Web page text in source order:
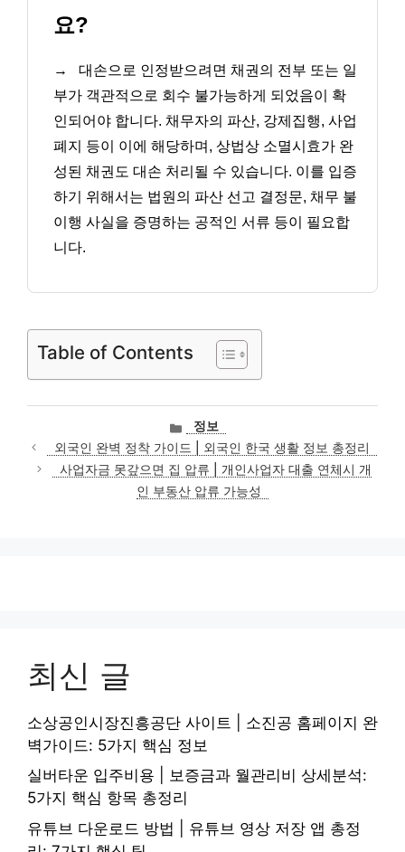
요?
→
대손으로 인정받으려면 채권의 전부 또는 일
부가 객관적으로 회수 불가능하게 되었음이 확
인되어야 합니다. 채무자의 파산, 강제집행, 사업
폐지 등이 이에 해당하며, 상법상 소멸시효가 완
성된 채권도 대손 처리될 수 있습니다. 이를 입증
하기 위해서는 법원의 파산 선고 결정문, 채무 불
이행 사실을 증명하는 공적인 서류 등이 필요합
니다.
Table of Contents
카
테
고
리
정보
외국인 완벽 정착 가이드 | 외국인 한국 생활 정보 총정리
사업자금 못갚으면 집 압류 | 개인사업자 대출 연체시 개
인 부동산 압류 가능성
최신 글
소상공인시장진흥공단 사이트 | 소진공 홈페이지 완
벽가이드: 5가지 핵심 정보
실버타운 입주비용 | 보증금과 월관리비 상세분석:
5가지 핵심 항목 총정리
유튜브 다운로드 방법 | 유튜브 영상 저장 앱 총정